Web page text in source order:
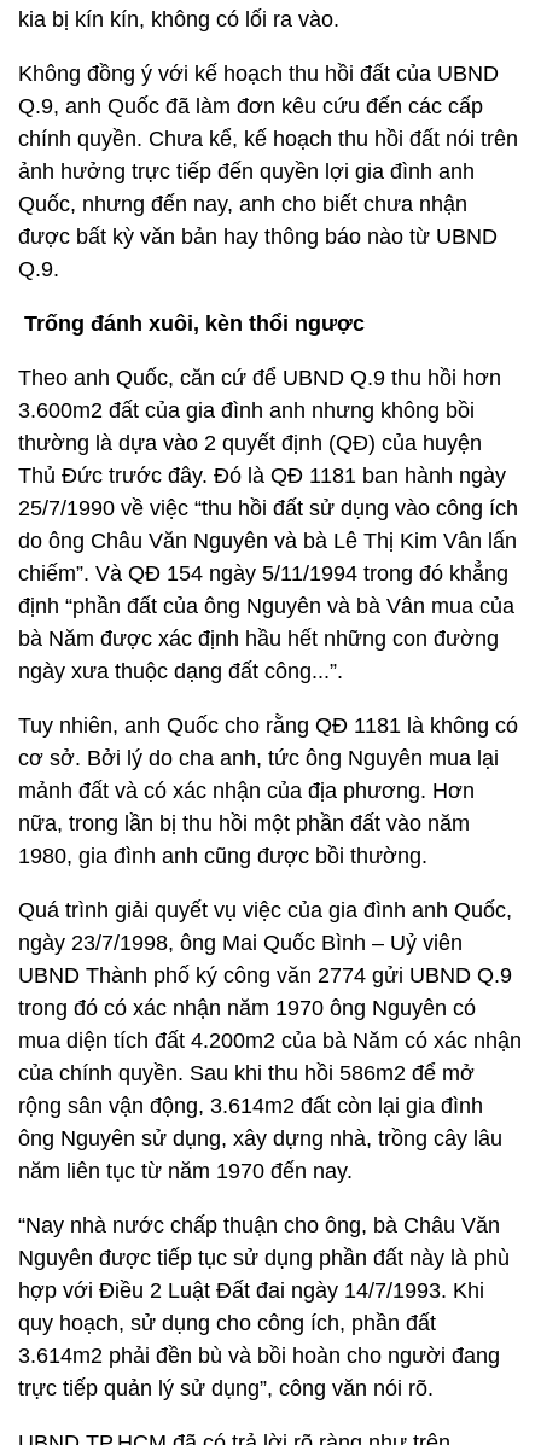
kia bị kín kín, không có lối ra vào.
Không đồng ý với kế hoạch thu hồi đất của UBND
Q.9, anh Quốc đã làm đơn kêu cứu đến các cấp
chính quyền. Chưa kể, kế hoạch thu hồi đất nói trên
ảnh hưởng trực tiếp đến quyền lợi gia đình anh
Quốc, nhưng đến nay, anh cho biết chưa nhận
được bất kỳ văn bản hay thông báo nào từ UBND
Q.9.
Trống đánh xuôi, kèn thổi ngược
Theo anh Quốc, căn cứ để UBND Q.9 thu hồi hơn
3.600m2 đất của gia đình anh nhưng không bồi
thường là dựa vào 2 quyết định (QĐ) của huyện
Thủ Đức trước đây. Đó là QĐ 1181 ban hành ngày
25/7/1990 về việc “thu hồi đất sử dụng vào công ích
do ông Châu Văn Nguyên và bà Lê Thị Kim Vân lấn
chiếm”. Và QĐ 154 ngày 5/11/1994 trong đó khẳng
định “phần đất của ông Nguyên và bà Vân mua của
bà Năm được xác định hầu hết những con đường
ngày xưa thuộc dạng đất công...”.
Tuy nhiên, anh Quốc cho rằng QĐ 1181 là không có
cơ sở. Bởi lý do cha anh, tức ông Nguyên mua lại
mảnh đất và có xác nhận của địa phương. Hơn
nữa, trong lần bị thu hồi một phần đất vào năm
1980, gia đình anh cũng được bồi thường.
Quá trình giải quyết vụ việc của gia đình anh Quốc,
ngày 23/7/1998, ông Mai Quốc Bình – Uỷ viên
UBND Thành phố ký công văn 2774 gửi UBND Q.9
trong đó có xác nhận năm 1970 ông Nguyên có
mua diện tích đất 4.200m2 của bà Năm có xác nhận
của chính quyền. Sau khi thu hồi 586m2 để mở
rộng sân vận động, 3.614m2 đất còn lại gia đình
ông Nguyên sử dụng, xây dựng nhà, trồng cây lâu
năm liên tục từ năm 1970 đến nay.
“Nay nhà nước chấp thuận cho ông, bà Châu Văn
Nguyên được tiếp tục sử dụng phần đất này là phù
hợp với Điều 2 Luật Đất đai ngày 14/7/1993. Khi
quy hoạch, sử dụng cho công ích, phần đất
3.614m2 phải đền bù và bồi hoàn cho người đang
trực tiếp quản lý sử dụng”, công văn nói rõ.